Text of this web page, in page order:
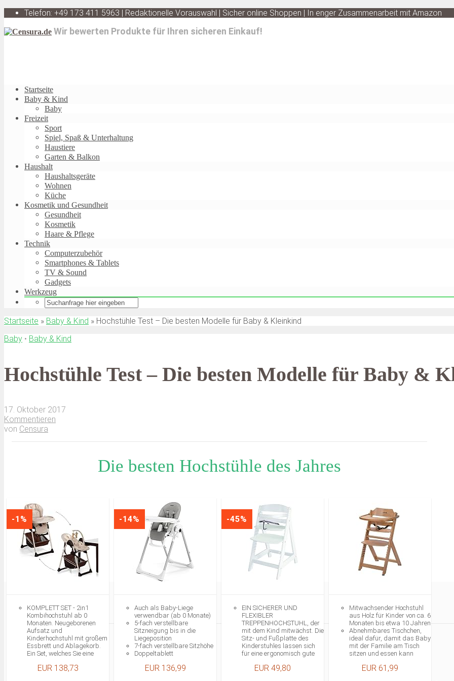
Telefon: +49 173 411 5963 | Redaktionelle Vorauswahl | Sicher online Shoppen | In enger Zusammenarbeit mit Amazon
Wir bewerten Produkte für Ihren sicheren Einkauf!
Startseite
Baby & Kind
Baby
Freizeit
Sport
Spiel, Spaß & Unterhaltung
Haustiere
Garten & Balkon
Haushalt
Haushaltsgeräte
Wohnen
Küche
Kosmetik und Gesundheit
Gesundheit
Kosmetik
Haare & Pflege
Technik
Computerzubehör
Smartphones & Tablets
TV & Sound
Gadgets
Werkzeug
Startseite » Baby & Kind » Hochstühle Test – Die besten Modelle für Baby & Kleinkind
Baby • Baby & Kind
Hochstühle Test – Die besten Modelle für Baby &
17. Oktober 2017
Kommentieren
von Censura
Die besten Hochstühle des Jahres
-1%
KOMPLETT SET - 2in1
Kombihochstuhl ab 0
Monaten. Neugeborenen
Aufsatz und
Kinderhochstuhl mit großem
Essbrett und Ablagekorb.
Ein Set, welches Sie eine
WÄCHST MIT - Sie können
EUR 138,73
-14%
Auch als Baby-Liege
verwendbar (ab 0 Monate)
5-fach verstellbare
Sitzneigung bis in die
Liegeposition
7-fach verstellbare Sitzhöhe
Doppeltablett
Bezug (phthalatfrei)
EUR 136,99
-45%
EIN SICHERER UND
FLEXIBLER
TREPPENHOCHSTUHL, der
mit dem Kind mitwächst. Die
Sitz- und Fußplatte des
Kinderstuhles lassen sich
für eine ergonomisch gute
DER ABNEHMBARE
EUR 49,80
Mitwachsender Hochstuhl
aus Holz für Kinder von ca. 6
Monaten bis etwa 10 Jahren
Abnehmbares Tischchen,
ideal dafür, damit das Baby
mit der Familie am Tisch
sitzen und essen kann
Punkt-Sicherheitsgurt für
EUR 61,99